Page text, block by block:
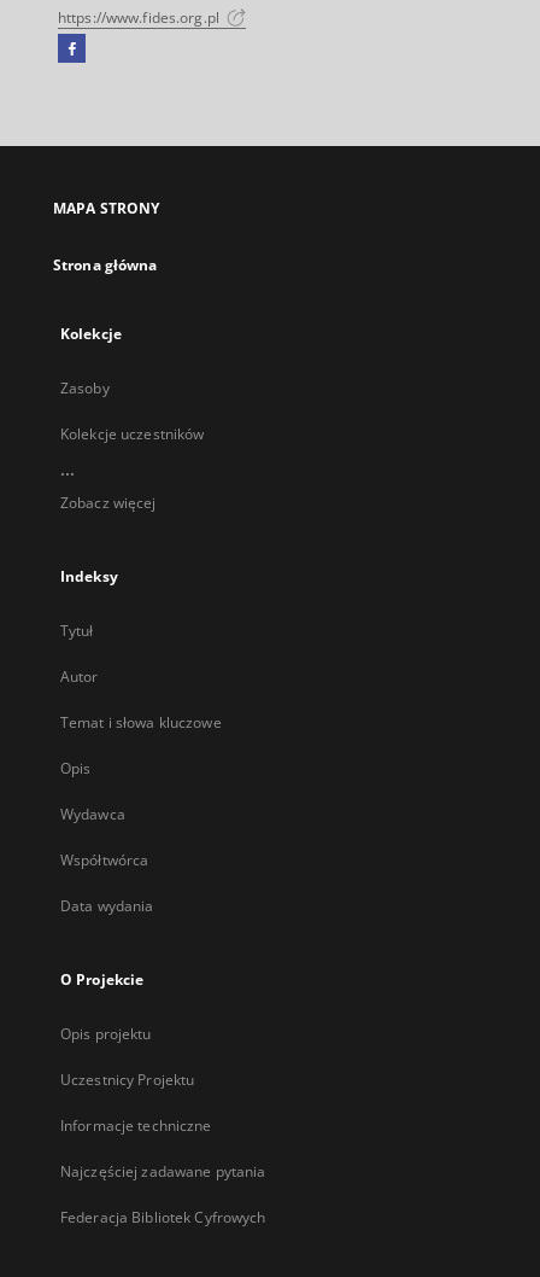
https://www.fides.org.pl
Facebook
się
karcie
MAPA STRONY
Strona główna
Kolekcje
Zasoby
Kolekcje uczestników
...
Zobacz więcej
Indeksy
Tytuł
Autor
Temat i słowa kluczowe
Opis
Wydawca
Współtwórca
Data wydania
O Projekcie
Opis projektu
Uczestnicy Projektu
Informacje techniczne
Najczęściej zadawane pytania
Federacja Bibliotek Cyfrowych